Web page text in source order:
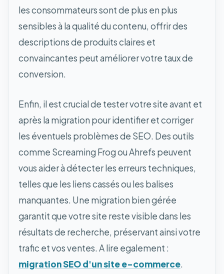
les consommateurs sont de plus en plus
sensibles à la qualité du contenu, offrir des
descriptions de produits claires et
convaincantes peut améliorer votre taux de
conversion.
Enfin, il est crucial de tester votre site avant et
après la migration pour identifier et corriger
les éventuels problèmes de SEO. Des outils
comme Screaming Frog ou Ahrefs peuvent
vous aider à détecter les erreurs techniques,
telles que les liens cassés ou les balises
manquantes. Une migration bien gérée
garantit que votre site reste visible dans les
résultats de recherche, préservant ainsi votre
trafic et vos ventes. A lire egalement :
migration SEO d'un site e-commerce.